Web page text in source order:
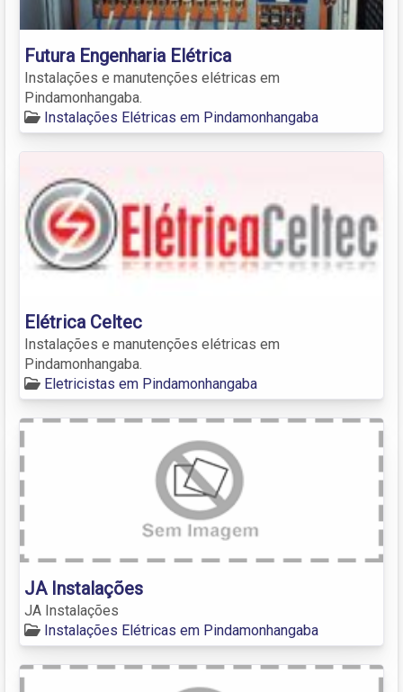
Futura Engenharia Elétrica
Instalações e manutenções elétricas em
Pindamonhangaba.
Instalações Elétricas em Pindamonhangaba
Elétrica Celtec
Instalações e manutenções elétricas em
Pindamonhangaba.
Eletricistas em Pindamonhangaba
JA Instalações
JA Instalações
Instalações Elétricas em Pindamonhangaba